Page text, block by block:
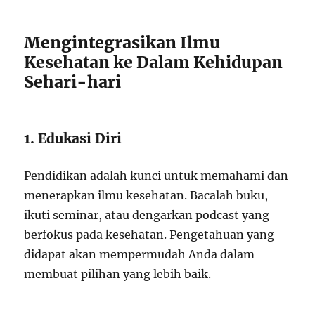
Mengintegrasikan Ilmu
Kesehatan ke Dalam Kehidupan
Sehari-hari
1. Edukasi Diri
Pendidikan adalah kunci untuk memahami dan
menerapkan ilmu kesehatan. Bacalah buku,
ikuti seminar, atau dengarkan podcast yang
berfokus pada kesehatan. Pengetahuan yang
didapat akan mempermudah Anda dalam
membuat pilihan yang lebih baik.